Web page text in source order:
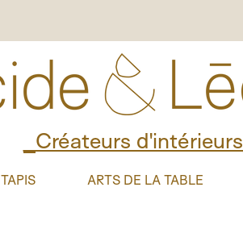
_Créateurs d'intérieurs_
TAPIS ARTS DE LA TABLE